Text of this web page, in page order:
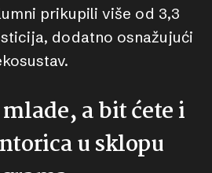
prikupili više od 3,3
dodatno osnažujući
a bit ćete i
u sklopu